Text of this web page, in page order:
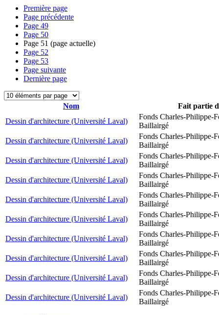
Première page
Page précédente
Page 49
Page 50
Page 51 (page actuelle)
Page 52
Page 53
Page suivante
Dernière page
Nom
Fait partie
Dessin d'architecture (Université Laval)
Fonds Charles-Philippe-
Baillairgé
Dessin d'architecture (Université Laval)
Fonds Charles-Philippe-
Baillairgé
Dessin d'architecture (Université Laval)
Fonds Charles-Philippe-
Baillairgé
Dessin d'architecture (Université Laval)
Fonds Charles-Philippe-
Baillairgé
Dessin d'architecture (Université Laval)
Fonds Charles-Philippe-
Baillairgé
Dessin d'architecture (Université Laval)
Fonds Charles-Philippe-
Baillairgé
Dessin d'architecture (Université Laval)
Fonds Charles-Philippe-
Baillairgé
Dessin d'architecture (Université Laval)
Fonds Charles-Philippe-
Baillairgé
Dessin d'architecture (Université Laval)
Fonds Charles-Philippe-
Baillairgé
Dessin d'architecture (Université Laval)
Fonds Charles-Philippe-
Baillairgé